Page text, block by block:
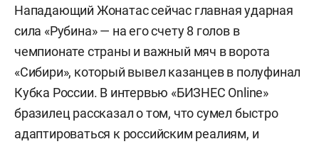
Нападающий Жонатас сейчас главная ударная
сила «Рубина» — на его счету 8 голов в
чемпионате страны и важный мяч в ворота
«Сибири», который вывел казанцев в полуфинал
Кубка России. В интервью «БИЗНЕС Online»
бразилец рассказал о том, что сумел быстро
адаптироваться к российским реалиям, и